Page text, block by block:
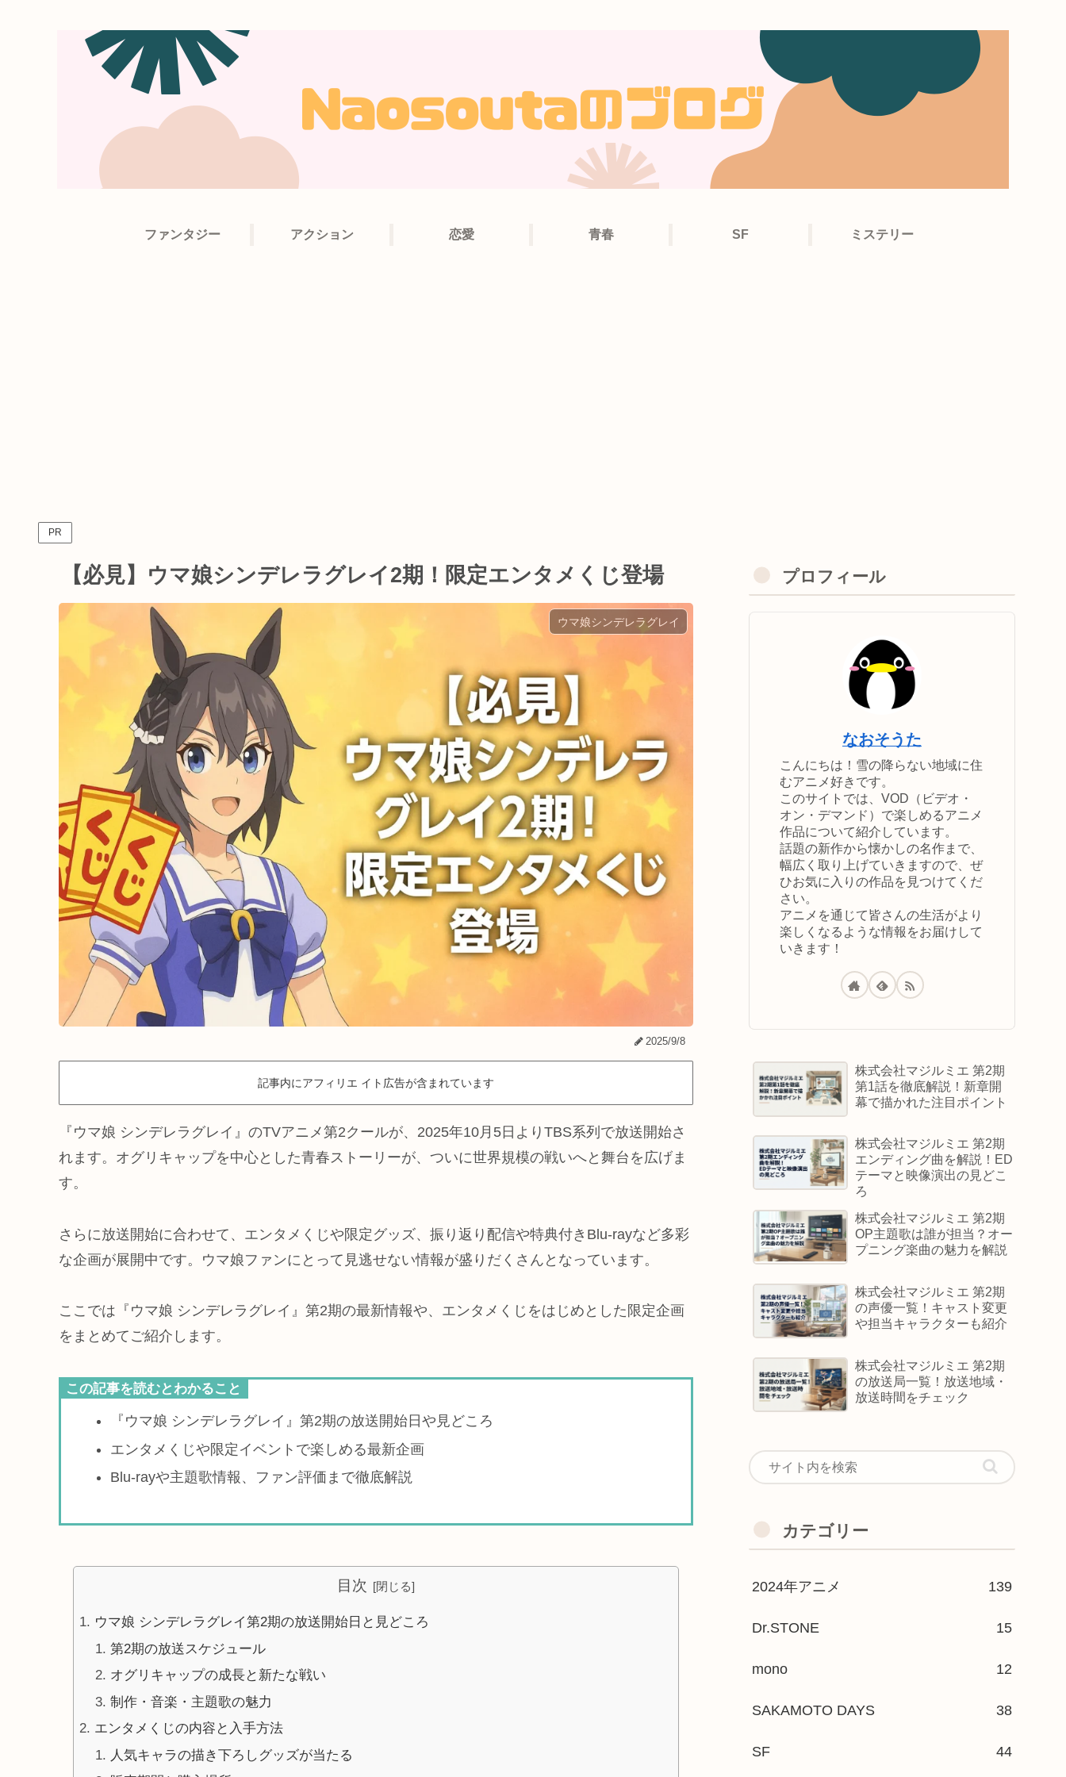
ファンタジー アクション 恋愛 青春 SF ミステリー
PR
【必見】ウマ娘シンデレラグレイ2期！限定エンタメくじ登場
ウマ娘シンデレラグレイ
2025/9/8
記事内にアフィリエ イト広告が含まれています
『ウマ娘 シンデレラグレイ』のTVアニメ第2クールが、2025年10月5日よりTBS系列で放送開始さ
れます。オグリキャップを中心とした青春ストーリーが、ついに世界規模の戦いへと舞台を広げま
す。
さらに放送開始に合わせて、エンタメくじや限定グッズ、振り返り配信や特典付きBlu-rayなど多彩
な企画が展開中です。ウマ娘ファンにとって見逃せない情報が盛りだくさんとなっています。
ここでは『ウマ娘 シンデレラグレイ』第2期の最新情報や、エンタメくじをはじめとした限定企画
をまとめてご紹介します。
この記事を読むとわかること
『ウマ娘 シンデレラグレイ』第2期の放送開始日や見どころ
エンタメくじや限定イベントで楽しめる最新企画
Blu-rayや主題歌情報、ファン評価まで徹底解説
目次
ウマ娘 シンデレラグレイ第2期の放送開始日と見どころ
第2期の放送スケジュール
オグリキャップの成長と新たな戦い
制作・音楽・主題歌の魅力
エンタメくじの内容と入手方法
人気キャラの描き下ろしグッズが当たる
プロフィール
なおそうた
こんにちは！雪の降らない地域に住
むアニメ好きです。
このサイトでは、VOD（ビデオ・
オン・デマンド）で楽しめるアニメ
作品について紹介しています。
話題の新作から懐かしの名作まで、
幅広く取り上げていきますので、ぜ
ひお気に入りの作品を見つけてくだ
さい。
アニメを通じて皆さんの生活がより
楽しくなるような情報をお届けして
いきます！
株式会社マジルミエ 第2期
第1話を徹底解説！新章開
幕で描かれた注目ポイント
株式会社マジルミエ 第2期
エンディング曲を解説！ED
テーマと映像演出の見どこ
ろ
株式会社マジルミエ 第2期
OP主題歌は誰が担当？オー
プニング楽曲の魅力を解説
株式会社マジルミエ 第2期
の声優一覧！キャスト変更
や担当キャラクターも紹介
株式会社マジルミエ 第2期
の放送局一覧！放送地域・
放送時間をチェック
カテゴリー
2024年アニメ 139
Dr.STONE 15
mono 12
SAKAMOTO DAYS 38
SF 44